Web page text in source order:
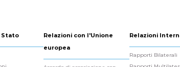
Stato
Relazioni con l'Unione
europea
Relazioni
Rapporti Bilaterali